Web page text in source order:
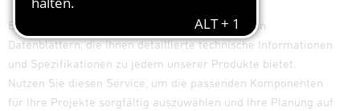
Entdecken Sie unsere umfassende Sammlung an
Datenblättern, die Ihnen detaillierte technische Informationen
und Spezifikationen zu jedem unserer Produkte bietet.
Nutzen Sie diesen Service, um die passenden Komponenten
für Ihre Projekte sorgfältig auszuwählen und Ihre Planung auf